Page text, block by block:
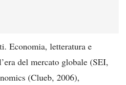
Economia, letteratura e
del mercato globale (SEI,
(Clueb, 2006),